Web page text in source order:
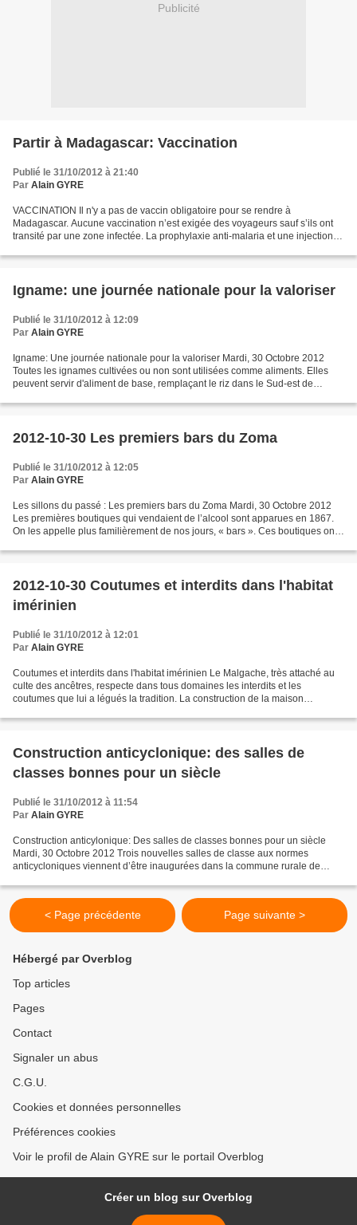
Publicité
Partir à Madagascar: Vaccination
Publié le 31/10/2012 à 21:40
Par Alain GYRE
VACCINATION Il n'y a pas de vaccin obligatoire pour se rendre à
Madagascar. Aucune vaccination n’est exigée des voyageurs sauf s’ils ont
transité par une zone infectée. La prophylaxie anti-malaria et une injection
Igname: une journée nationale pour la valoriser
Publié le 31/10/2012 à 12:09
Par Alain GYRE
Igname: Une journée nationale pour la valoriser Mardi, 30 Octobre 2012
Toutes les ignames cultivées ou non sont utilisées comme aliments. Elles
peuvent servir d'aliment de base, remplaçant le riz dans le Sud-est de
2012-10-30 Les premiers bars du Zoma
Publié le 31/10/2012 à 12:05
Par Alain GYRE
Les sillons du passé : Les premiers bars du Zoma Mardi, 30 Octobre 2012
Les premières boutiques qui vendaient de l’alcool sont apparues en 1867.
On les appelle plus familièrement de nos jours, « bars ». Ces boutiques ont
2012-10-30 Coutumes et interdits dans l'habitat
imérinien
Publié le 31/10/2012 à 12:01
Par Alain GYRE
Coutumes et interdits dans l'habitat imérinien Le Malgache, très attaché au
culte des ancêtres, respecte dans tous domaines les interdits et les
coutumes que lui a légués la tradition. La construction de la maison
Construction anticyclonique: des salles de
classes bonnes pour un siècle
Publié le 31/10/2012 à 11:54
Par Alain GYRE
Construction anticylonique: Des salles de classes bonnes pour un siècle
Mardi, 30 Octobre 2012 Trois nouvelles salles de classe aux normes
anticycloniques viennent d’être inaugurées dans la commune rurale de
< Page précédente Page suivante >
Hébergé par Overblog
Top articles
Pages
Contact
Signaler un abus
C.G.U.
Cookies et données personnelles
Préférences cookies
Voir le profil de Alain GYRE sur le portail Overblog
Créer un blog sur Overblog